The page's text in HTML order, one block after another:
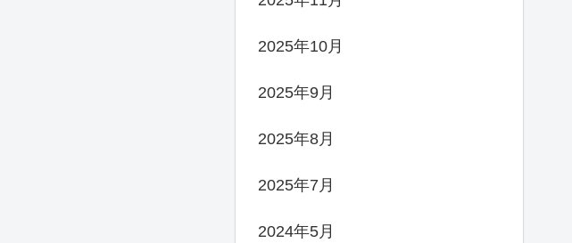
2025年10月
2025年9月
2025年8月
2025年7月
2024年5月